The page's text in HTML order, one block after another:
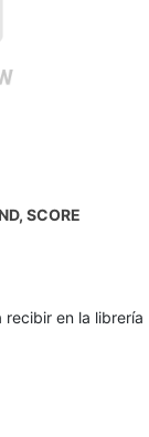
SCORE
recibir en la librería